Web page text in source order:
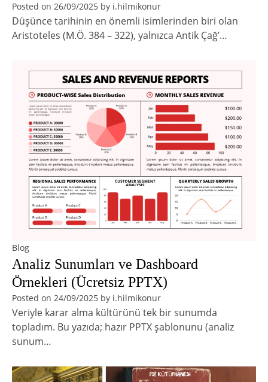
Posted on 26/09/2025 by i.hilmikonur
Düşünce tarihinin en önemli isimlerinden biri olan
Aristoteles (M.Ö. 384 – 322), yalnızca Antik Çağ’…
Blog
Analiz Sunumları ve Dashboard
Örnekleri (Ücretsiz PPTX)
Posted on 24/09/2025 by i.hilmikonur
Veriyle karar alma kültürünü tek bir sunumda
topladım. Bu yazıda; hazır PPTX şablonunu (analiz
sunum…